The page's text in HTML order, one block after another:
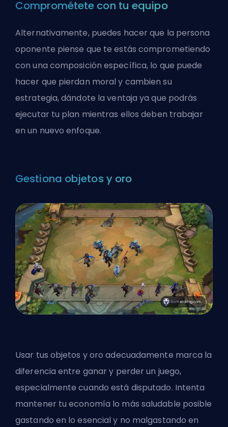
Comprométete con tu equipo
Alternativamente, puedes hacer que la persona
oponente piense que te estás comprometiendo
con una composición específica, lo que puede
hacer que pierdan moral y cambien su
estrategia, dándote la ventaja ya que podrás
ejecutar tu plan mientras ellos deben trabajar
en un nuevo enfoque.
Gestiona objetos y oro
Usar tus objetos y oro adecuadamente marca la
diferencia entre ganar y perder un juego,
especialmente cuando está disputado. Intenta
mantener tu economía lo más saludable posible
gastando en lo esencial y no malgastando en